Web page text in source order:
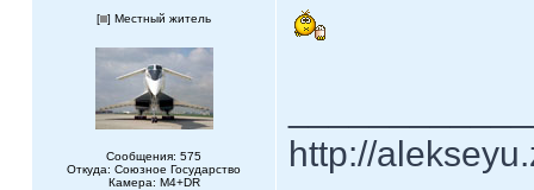
[ ] Местный житель
Сообщения: 575
Откуда: Союзное Государство
Камера: M4+DR
http://